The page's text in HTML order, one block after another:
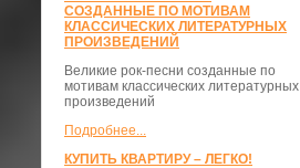
СОЗДАННЫЕ ПО МОТИВАМ
КЛАССИЧЕСКИХ ЛИТЕРАТУРНЫХ
ПРОИЗВЕДЕНИЙ
Великие рок-песни созданные по
мотивам классических литературных
произведений
Подробнее...
КУПИТЬ КВАРТИРУ – ЛЕГКО!